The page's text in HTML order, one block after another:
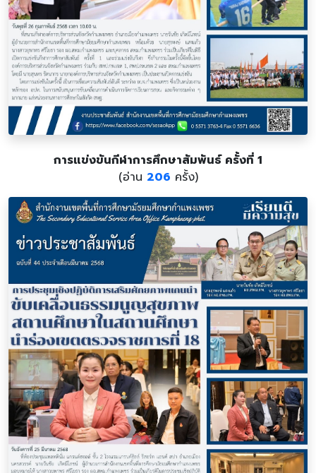
การแข่งขันกีฬาการศึกษาสัมพันธ์ ครั้งที่ 1
(อ่าน 206 ครั้ง)